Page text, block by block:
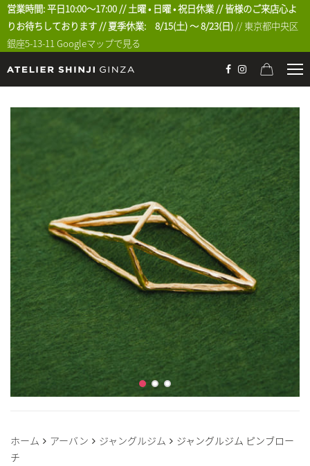
営業時間: 平日10:00〜17:00 // 土曜 • 日曜 • 祝日休業 // 皆様のご来店心よ
りお待ちしております // 夏季休業: 8/15(土) 〜 8/23(日) // 東京都中央区
銀座5-13-11Googleマップで見る
ホーム アーバン ジャングルジム
ジャングルジム ピンブロー
チ